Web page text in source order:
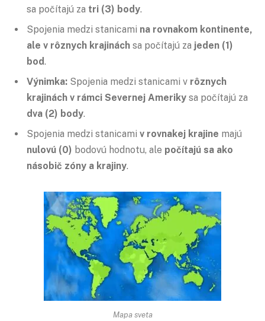
sa počítajú za tri (3) body.
Spojenia medzi stanicami na rovnakom kontinente,
ale v rôznych krajinách sa počítajú za jeden (1)
bod.
Výnimka: Spojenia medzi stanicami v rôznych
krajinách v rámci Severnej Ameriky sa počítajú za
dva (2) body.
Spojenia medzi stanicami v rovnakej krajine majú
nulovú (0) bodovú hodnotu, ale počítajú sa ako
násobič zóny a krajiny.
Mapa sveta